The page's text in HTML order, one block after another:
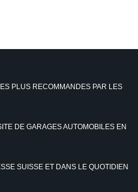
PLUS RECOMMANDES PAR LES
DE GARAGES AUTOMOBILES EN
SUISSE ET DANS LE QUOTIDIEN